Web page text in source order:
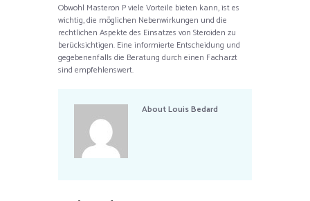
Obwohl Masteron P viele Vorteile bieten kann, ist es
wichtig, die möglichen Nebenwirkungen und die
rechtlichen Aspekte des Einsatzes von Steroiden zu
berücksichtigen. Eine informierte Entscheidung und
gegebenenfalls die Beratung durch einen Facharzt
sind empfehlenswert.
AboutLouis Bedard